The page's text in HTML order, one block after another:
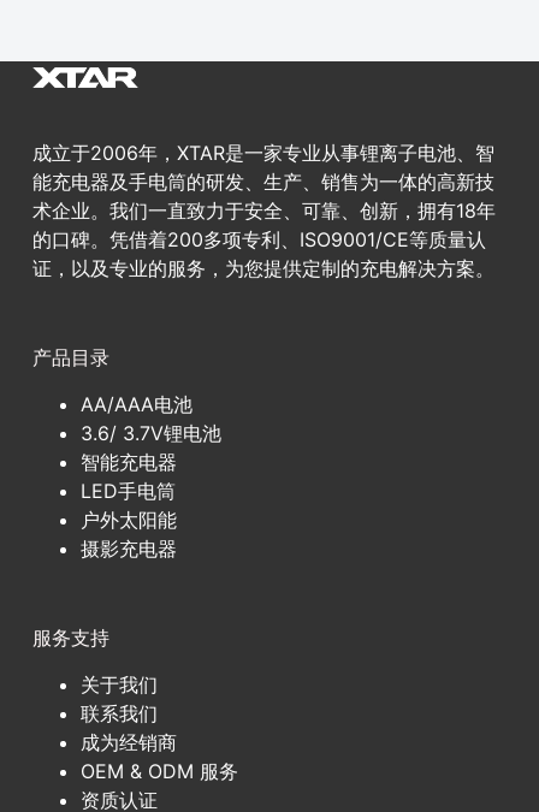
成立于2006年，XTAR是一家专业从事锂离子电池、智
能充电器及手电筒的研发、生产、销售为一体的高新技
术企业。我们一直致力于安全、可靠、创新，拥有18年
的口碑。凭借着200多项专利、ISO9001/CE等质量认
证，以及专业的服务，为您提供定制的充电解决方案。
产品目录
AA/AAA电池
3.6/ 3.7V锂电池
智能充电器
LED手电筒
户外太阳能
摄影充电器
服务支持
关于我们
联系我们
成为经销商
OEM & ODM 服务
资质认证